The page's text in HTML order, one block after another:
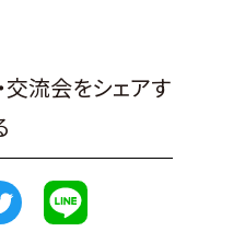
交流会をシェアす